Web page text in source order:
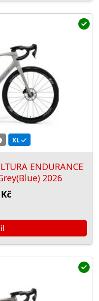
XL
ENDURANCE
2026